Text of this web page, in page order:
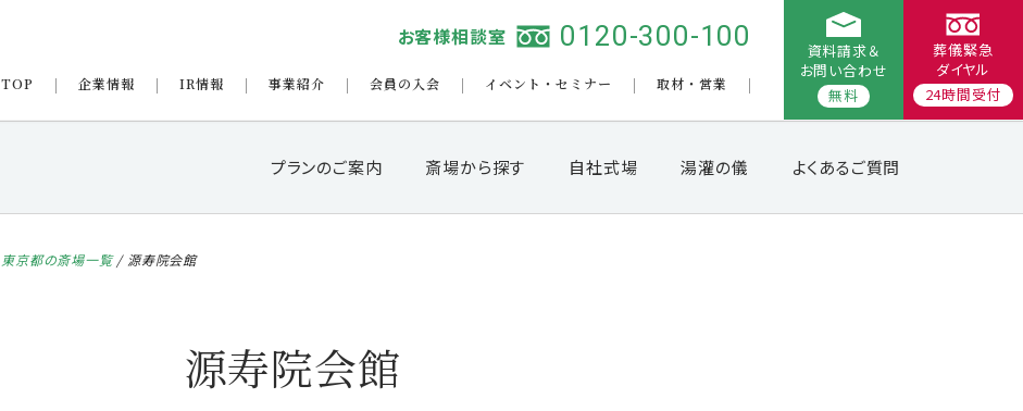
お客様相談室 0120-300-100
TOP 企業情報 IR情報 事業紹介 会員の入会 イベント・セミナー 取材・営業
資料請求＆
お問い合わせ
無料
葬儀緊急
ダイヤル
24時間受付
プランのご案内 斎場から探す 自社式場 湯灌の儀 よくあるご質問
東京都の斎場一覧/ 源寿院会館
源寿院会館